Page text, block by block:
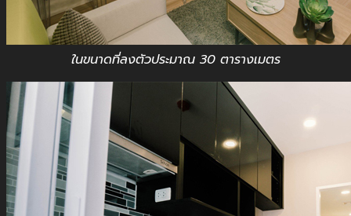
ในขนาดที่ลงตัวประมาณ 30 ตารางเมตร